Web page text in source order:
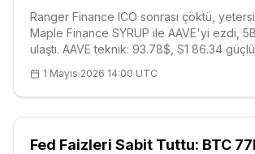
Ranger Finance ICO sonrası çöktü,
Maple Finance SYRUP ile AAVE'yi ezdi,
ulaştı. AAVE teknik: 93.78$, S1 86.34
Piyasa olgunlaşıyor.
1 Mayıs 2026 14:00 UTC
Fed Faizleri Sabit Tuttu: BTC